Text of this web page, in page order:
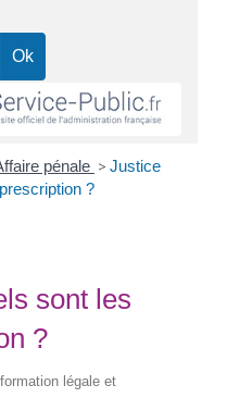
pénale > Justice
?
sont les
?
légale et